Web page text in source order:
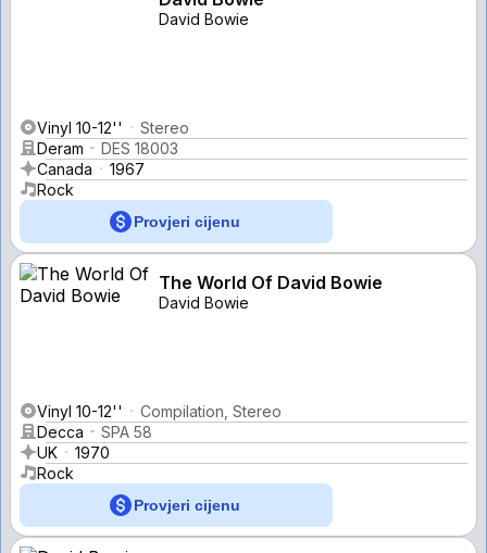
David Bowie
Vinyl 10-12''
Stereo
Deram
DES 18003
Canada
1967
Rock
Provjeri cijenu
The World Of David Bowie
David Bowie
Vinyl 10-12''
Compilation, Stereo
Decca
SPA 58
UK
1970
Rock
Provjeri cijenu